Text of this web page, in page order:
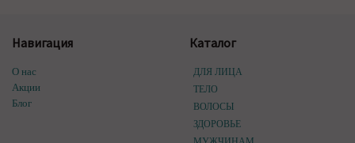
Навигация
О нас
Акции
Блог
Каталог
ДЛЯ ЛИЦА
ТЕЛО
ВОЛОСЫ
ЗДОРОВЬЕ